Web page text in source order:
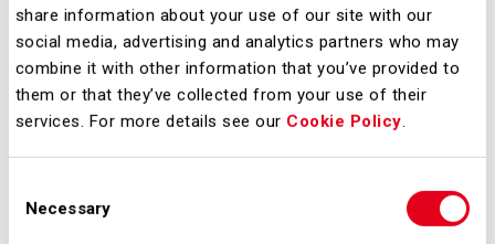
share information about your use of our site with our
social media, advertising and analytics partners who may
combine it with other information that you’ve provided to
them or that they’ve collected from your use of their
services. For more details see our Cookie Policy.
Selection
Necessary
Il diritto di accesso può essere
esercitato da chiunque abbia un
interesse diretto, concreto e attuale,
corrispondente ad una situazione
documento al quale chiede di